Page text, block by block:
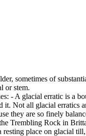
sometimes of
or stem.
- A glacial erratic is a
Not all glacial erratics
they are so finely
Trembling Rock in
place on glacial